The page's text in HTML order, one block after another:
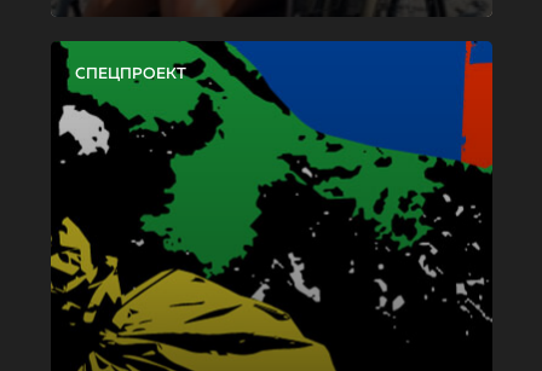
СПЕЦПРОЕКТ